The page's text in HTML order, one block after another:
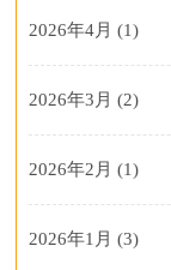
2026年4月 (1)
2026年3月 (2)
2026年2月 (1)
2026年1月 (3)